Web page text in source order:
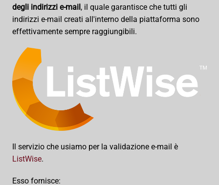
degli indirizzi e-mail, il quale garantisce che tutti gli
indirizzi e-mail creati all'interno della piattaforma sono
effettivamente sempre raggiungibili.
Il servizio che usiamo per la validazione e-mail è
ListWise.
Esso fornisce: